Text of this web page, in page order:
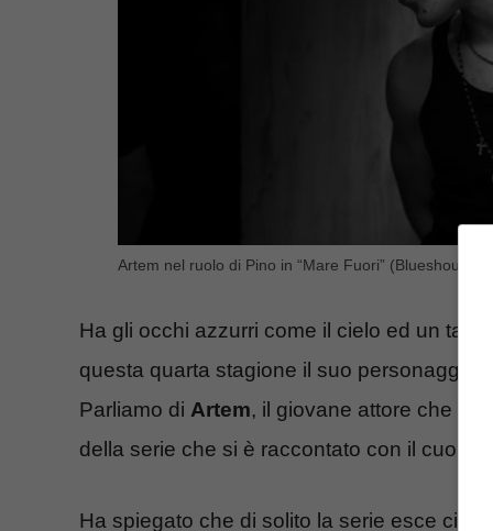
Artem nel ruolo di Pino in “Mare Fuori” (Blueshouse.it)
Ha gli occhi azzurri come il cielo ed un
questa quarta stagione il suo personaggio
Parliamo di Artem, il giovane attore che dà
della serie che si è raccontato con il cuore
Ha spiegato che di solito la serie esce